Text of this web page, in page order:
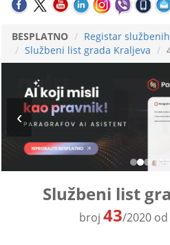
BESPLATNO
Registar
Službeni list grada Kraljeva
Službeni list
broj43/2020 od